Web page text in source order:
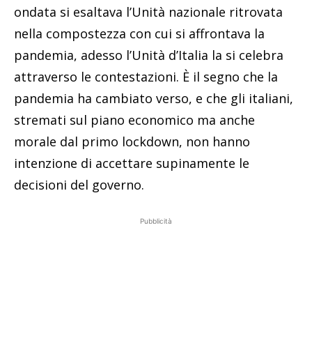
ondata si esaltava l’Unità nazionale ritrovata
nella compostezza con cui si affrontava la
pandemia, adesso l’Unità d’Italia la si celebra
attraverso le contestazioni. È il segno che la
pandemia ha cambiato verso, e che gli italiani,
stremati sul piano economico ma anche
morale dal primo lockdown, non hanno
intenzione di accettare supinamente le
decisioni del governo.
Pubblicità